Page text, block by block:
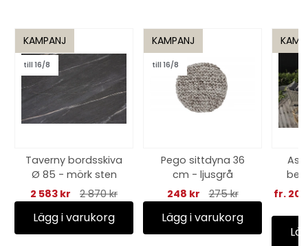
KAMPANJ
till 16/8
Taverny bordsskiva
Ø 85 - mörk sten
2 583 kr
2 870 kr
Lägg i varukorg
KAMPANJ
till 16/8
Pego sittdyna 36
cm - ljusgrå
248 kr
275 kr
Lägg i varukorg
fr. 20